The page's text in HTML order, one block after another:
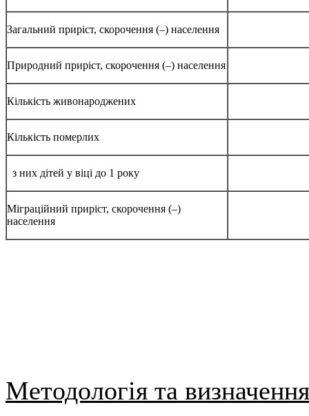
Загальний приріст, скорочення (–) населення
Природний приріст, скорочення (–) населення
Кількість живонароджених
Кількість померлих
з них дітей у віці до 1 року
Міграційний приріст, скорочення (–)
населення
Методологія та визначення